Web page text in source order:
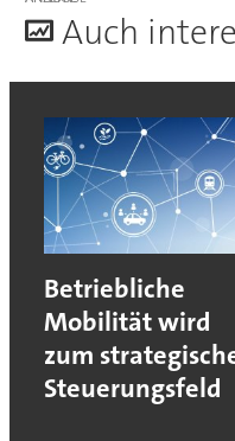
Auch
Betriebliche
Mobilität wird
zum
Steuerungsfeld